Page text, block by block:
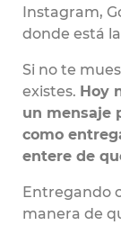
Instagram,
donde está
Si no te
existes. Hoy
un mensaje
como
entere de
Entregando
manera de